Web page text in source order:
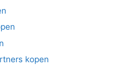
kopen